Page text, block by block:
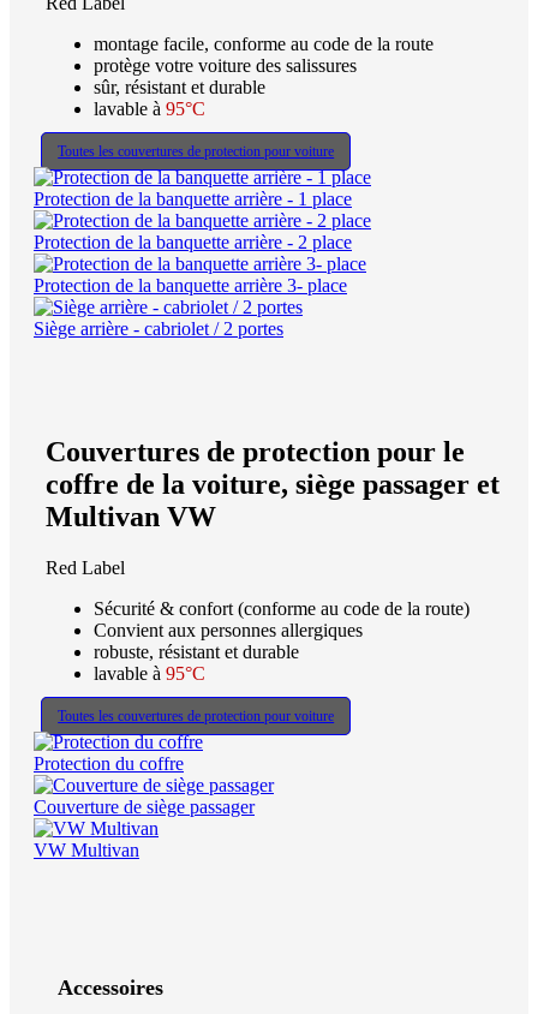
montage facile, conforme au code de la route
protège votre voiture des salissures
sûr, résistant et durable
lavable à 95°C
Toutes les couvertures de protection pour voiture
Protection de la banquette arrière - 1 place
Protection de la banquette arrière - 2 place
Protection de la banquette arrière 3- place
Siège arrière - cabriolet / 2 portes
Couvertures de protection pour le
coffre de la voiture, siège passager et
Multivan VW
Red Label
Sécurité & confort (conforme au code de la route)
Convient aux personnes allergiques
robuste, résistant et durable
lavable à 95°C
Toutes les couvertures de protection pour voiture
Protection du coffre
Couverture de siège passager
VW Multivan
Accessoires